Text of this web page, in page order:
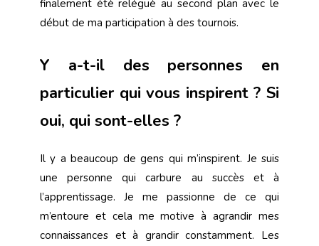
finalement été relégué au second plan avec le
début de ma participation à des tournois.
Y a-t-il des personnes en
particulier qui vous inspirent ? Si
oui, qui sont-elles ?
Il y a beaucoup de gens qui m’inspirent. Je suis
une personne qui carbure au succès et à
l’apprentissage. Je me passionne de ce qui
m’entoure et cela me motive à agrandir mes
connaissances et à grandir constamment. Les